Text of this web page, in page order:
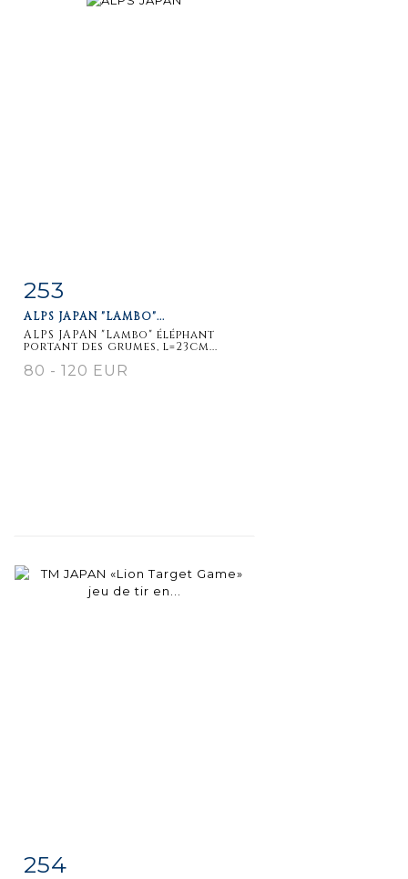
Item detail
253
ALPS JAPAN "LAMBO"...
ALPS JAPAN "Lambo" éléphant
portant des grumes, l=23cm...
80 - 120 EUR
Item detail
254